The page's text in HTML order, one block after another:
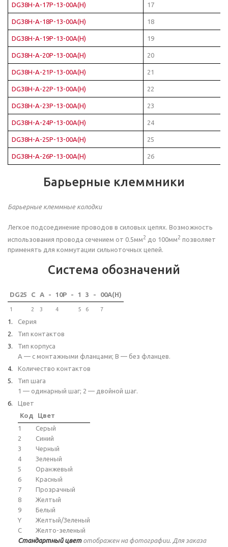
DG38H-A-17P-13-00A(H) 17
DG38H-A-18P-13-00A(H) 18
DG38H-A-19P-13-00A(H) 19
DG38H-A-20P-13-00A(H) 20
DG38H-A-21P-13-00A(H) 21
DG38H-A-22P-13-00A(H) 22
DG38H-A-23P-13-00A(H) 23
DG38H-A-24P-13-00A(H) 24
DG38H-A-25P-13-00A(H) 25
DG38H-A-26P-13-00A(H) 26
Барьерные клеммники
Барьерные клеммные колодки
Легкое подсоединение проводов в силовых цепях. Возможность
использования провода сечением от 0.5мм2 до 100мм2 позволяет
применять для коммутации сильноточных цепей.
Система обозначений
DG25 C A - 10P - 1 3 - 00A(H)
1 2 3 4 5 6 7
Серия
Тип контактов
Тип корпуса
A — с монтажными фланцами; B — без фланцев.
Количество контактов
Тип шага
1 — одинарный шаг; 2 — двойной шаг.
Цвет
Код
Цвет
1
Серый
2
Синий
3
Черный
4
Зеленый
5
Оранжевый
6
Красный
7
Прозрачный
8
Желтый
9
Белый
Y
Желтый/Зеленый
C
Желто-зеленый
Стандартный цветотображен на фотографии. Для заказа